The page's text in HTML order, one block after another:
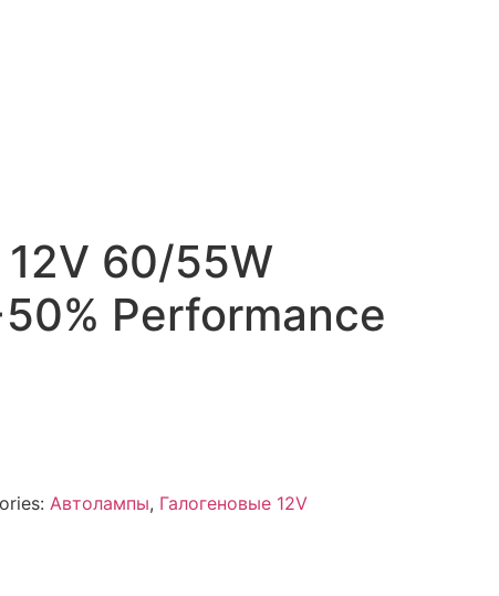
60/55W
Performance
Автолампы, Галогеновые 12V